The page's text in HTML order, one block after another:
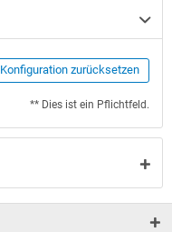
Konfiguration zurücksetzen
** Dies ist ein Pflichtfeld.